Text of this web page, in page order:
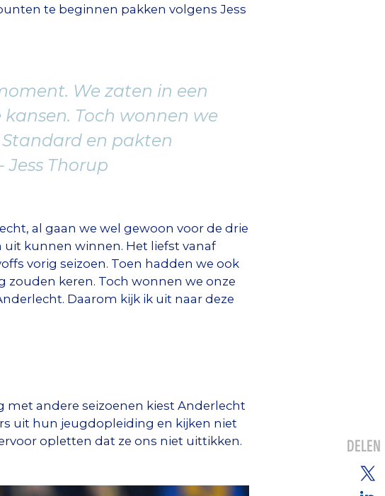
te beginnen pakken volgens Jess
We zaten in een
Toch wonnen we
en pakten
Thorup
al gaan we wel gewoon voor de drie
kunnen winnen. Het liefst vanaf
vorig seizoen. Toen hadden we ook
zouden keren. Toch wonnen we onze
Daarom kijk ik uit naar deze
met andere seizoenen kiest Anderlecht
uit hun jeugdopleiding en kijken niet
opletten dat ze ons niet uittikken.
DELEN